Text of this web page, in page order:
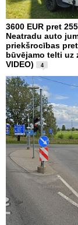
3600 EUR pret
Neatradu auto
priekšrocības
būvējamo telti uz
VIDEO)
4